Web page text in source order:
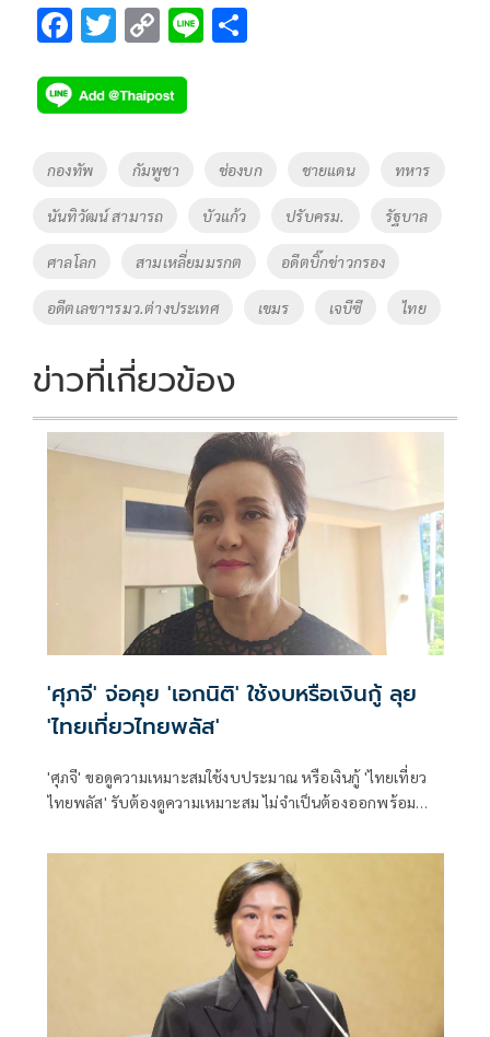
F
e
b
o
o
k
T
tt
er
C
p
y
Li
k
Li
Tags
กองทัพ กัมพูชา ช่องบก ชายแดน ทหาร
นันทิวัฒน์ สามารถ บัวแก้ว ปรับครม. รัฐบาล
ศาลโลก สามเหลี่ยมมรกต อดีตบิ๊กข่าวกรอง
อดีตเลขาฯรมว.ต่างประเทศ เขมร เจบีซี ไทย
ข่าวที่เกี่ยวข้อง
'ศุภจี' จ่อคุย 'เอกนิติ' ใช้งบหรือเงินกู้ ลุย
'ไทยเที่ยวไทยพลัส'
'ศุภจี' ขอดูความเหมาะสมใช้งบประมาณ หรือเงินกู้ 'ไทยเที่ยว
ไทยพลัส' รับต้องดูความเหมาะสม ไม่จำเป็นต้องออกพร้อม